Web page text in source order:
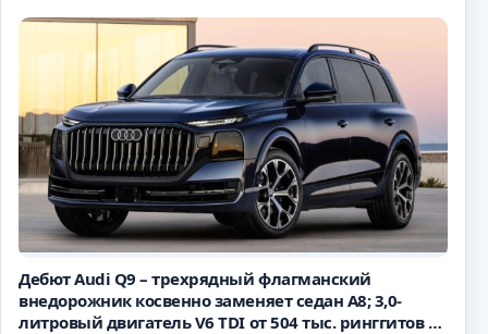
Дебют Audi Q9 – трехрядный флагманский
внедорожник косвенно заменяет седан A8; 3,0-
литровый двигатель V6 TDI от 504 тыс. ринггитов в